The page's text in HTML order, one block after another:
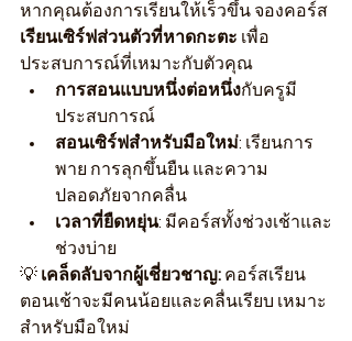
หากคุณต้องการเรียนให้เร็วขึ้น จองคอร์ส
เรียนเซิร์ฟส่วนตัวที่หาดกะตะ เพื่อ
ประสบการณ์ที่เหมาะกับตัวคุณ
การสอนแบบหนึ่งต่อหนึ่งกับครูมี
ประสบการณ์
สอนเซิร์ฟสำหรับมือใหม่: เรียนการ
พาย การลุกขึ้นยืน และความ
ปลอดภัยจากคลื่น
เวลาที่ยืดหยุ่น: มีคอร์สทั้งช่วงเช้าและ
ช่วงบ่าย
💡 เคล็ดลับจากผู้เชี่ยวชาญ: คอร์สเรียน
ตอนเช้าจะมีคนน้อยและคลื่นเรียบ เหมาะ
สำหรับมือใหม่